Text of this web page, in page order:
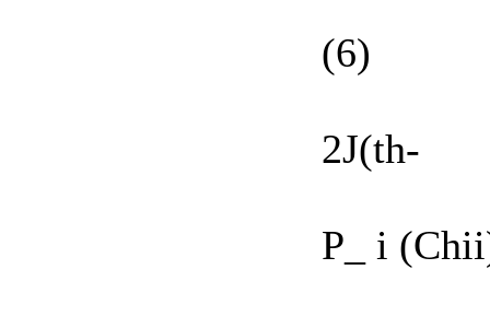
(6)
2J(th-
Р_ і